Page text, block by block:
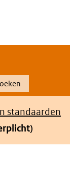
standaarden